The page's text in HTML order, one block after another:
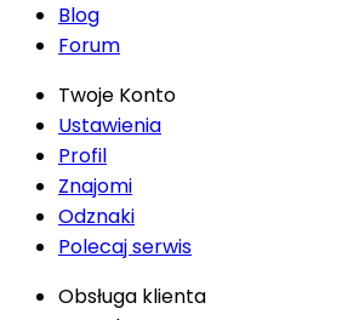
Blog
Forum
Twoje Konto
Ustawienia
Profil
Znajomi
Odznaki
Polecaj serwis
Obsługa klienta